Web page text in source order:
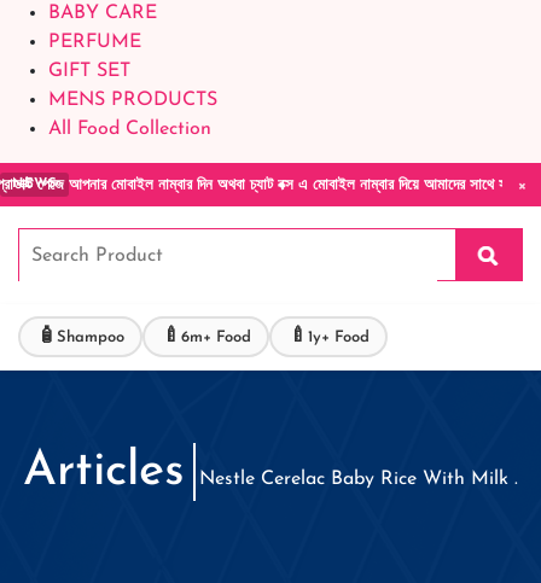
BABY CARE
PERFUME
GIFT SET
MENS PRODUCTS
All Food Collection
×
NEWSমোবাইল নাম্বার দিন অথবা চ্যাট বক্স এ মোবাইল নাম্বার দিয়ে আমাদের সাথে সরাসরি কথা
🧴 Shampoo 🍼 6m+ Food 🍼 1y+ Food
Articles Nestle Cerelac Baby Rice With Milk .